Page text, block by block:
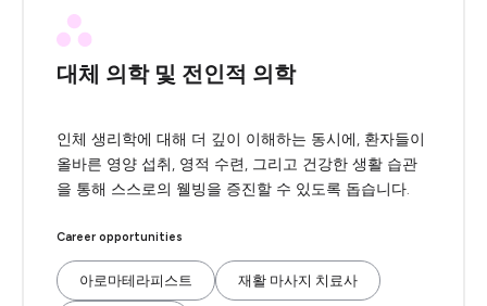
대체 의학 및 전인적 의학
인체 생리학에 대해 더 깊이 이해하는 동시에, 환자들이
올바른 영양 섭취, 영적 수련, 그리고 건강한 생활 습관
을 통해 스스로의 웰빙을 증진할 수 있도록 돕습니다.
Career opportunities
아로마테라피스트 재활 마사지 치료사